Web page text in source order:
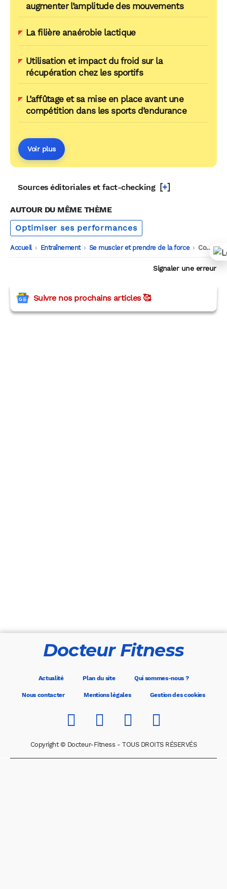
augmenter l’amplitude des mouvements
La filière anaérobie lactique
Utilisation et impact du froid sur la
récupération chez les sportifs
L’affûtage et sa mise en place avant une
compétition dans les sports d’endurance
Voir plus
Sources éditoriales et fact-checking [+]
AUTOUR DU MÊME THÈME
Optimiser ses performances
Accueil -
Entraînement -
Se muscler et prendre de la force -
Comprendre les contractions concentriques et excentriques pour booster vos performances
Signaler une erreur
Suivre nos prochains articles 🥰
Docteur Fitness
Actualité Plan du site Qui sommes-nous ?
Nous contacter Mentions légales Gestion des cookies
Copyright © Docteur-Fitness - TOUS DROITS RÉSERVÉS